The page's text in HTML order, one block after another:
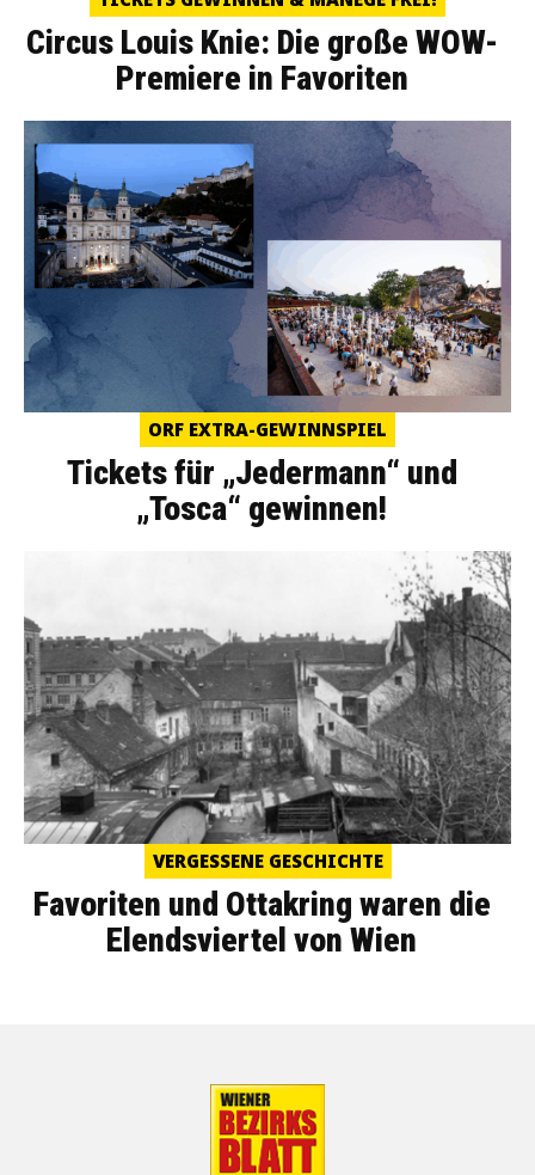
Circus Louis Knie: Die große WOW-
Premiere in Favoriten
ORF EXTRA-GEWINNSPIEL
Tickets für „Jedermann“ und
„Tosca“ gewinnen!
VERGESSENE GESCHICHTE
Favoriten und Ottakring waren die
Elendsviertel von Wien